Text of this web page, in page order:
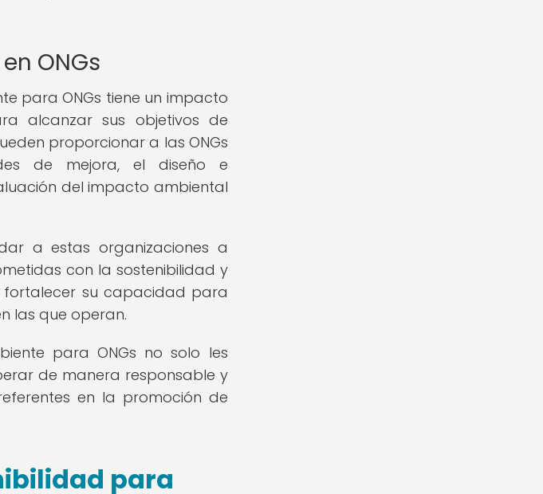
ONGs
para ONGs tiene un impacto
alcanzar sus objetivos de
proporcionar a las ONGs
de mejora, el diseño e
del impacto ambiental
a estas organizaciones a
con la sostenibilidad y
fortalecer su capacidad para
las que operan.
para ONGs no solo les
de manera responsable y
en la promoción de
para